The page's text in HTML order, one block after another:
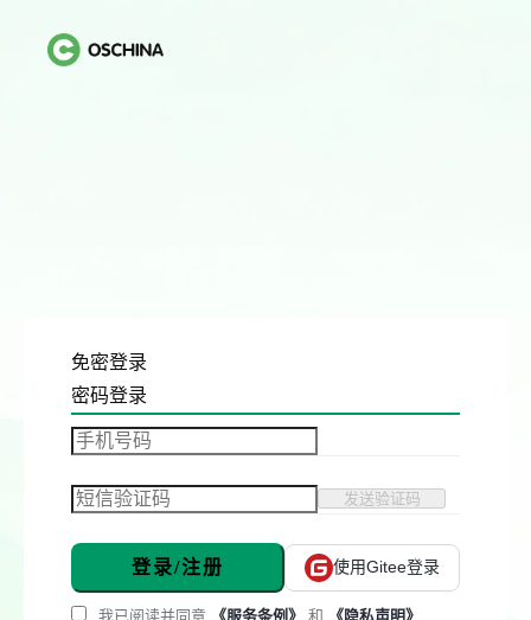
免密登录
密码登录
发送验证码
登录/注册 使用Gitee登录
我已阅读并同意 《服务条例》 和 《隐私声明》